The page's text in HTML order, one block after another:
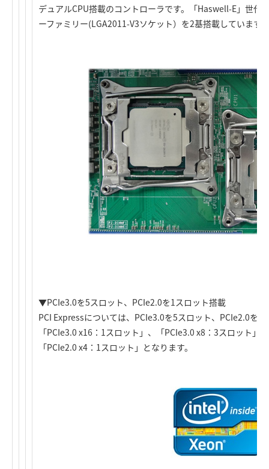
デュアルCPU搭載のコントローラです。「Haswell-E」世代
ーファミリー(LGA2011-V3ソケット）を2基搭載しています。
▼PCIe3.0を5スロット、PCIe2.0を1スロット搭載
PCI Expressについては、PCIe3.0を5スロット、PCIe2.0を1
「PCIe3.0 x16：1スロット」、「PCIe3.0 x8：3スロット」
「PCIe2.0 x4：1スロット」となります。